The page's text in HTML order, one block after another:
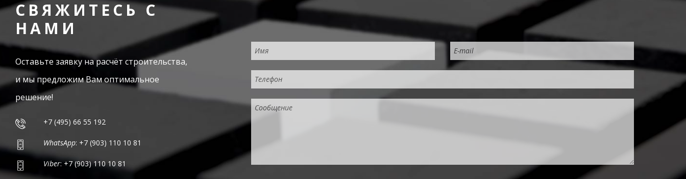
СВЯЖИТЕСЬ С
НАМИ
Оставьте заявку на расчёт строительства,
и мы предложим Вам оптимальное
решение!
+7 (495) 66 55 192
WhatsApp: +7 (903) 110 10 81
Viber: +7 (903) 110 10 81